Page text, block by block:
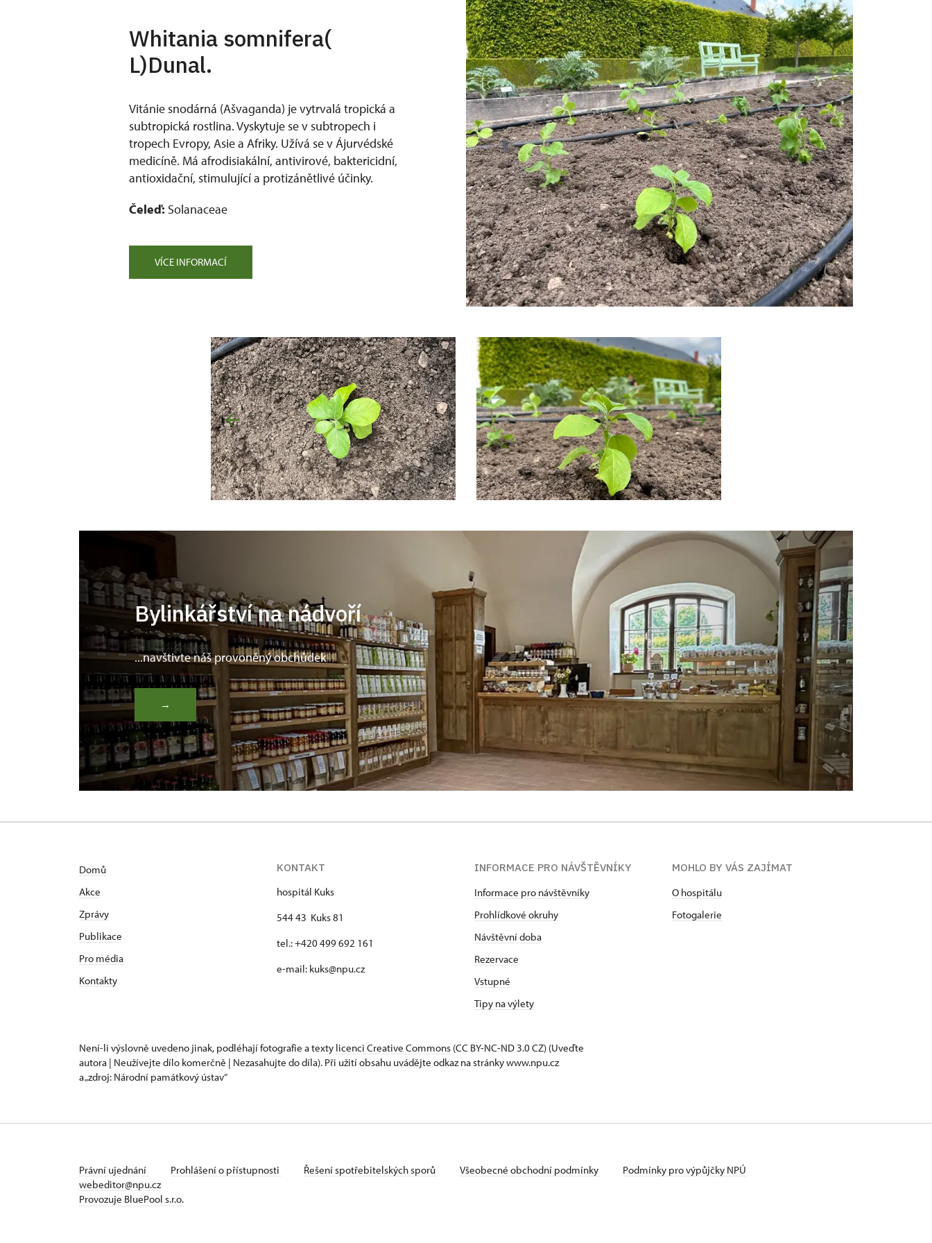
Whitania somnifera(
L)Dunal.
Vitánie snodárná (Ašvaganda) je vytrvalá tropická a
subtropická rostlina. Vyskytuje se v subtropech i
tropech Evropy, Asie a Afriky. Užívá se v Ájurvédské
medicíně. Má afrodisiakální, antivirové, baktericidní,
antioxidační, stimulující a protizánětlivé účinky.
Čeleď: Solanaceae
VÍCE INFORMACÍ
Bylinkářství na nádvoří
...navštivte náš provoněný obchůdek
→
Domů
Akce
Zprávy
Publikace
Pro média
Kontakty
KONTAKT
hospitál Kuks
544 43 Kuks 81
tel.: +420 499 692 161
e-mail: kuks@npu.cz
INFORMACE PRO NÁVŠTĚVNÍKY
Informace pro návštěvníky
Prohlídkové okruhy
Návštěvní doba
Rezervace
Vstupné
Tipy na výlety
MOHLO BY VÁS ZAJÍMAT
O hospitálu
Fotogalerie
Není-li výslovně uvedeno jinak, podléhají fotografie a texty licenci Creative Commons (CC BY-NC-ND 3.0 CZ) (Uveďte
autora | Neužívejte dílo komerčně | Nezasahujte do díla). Při užití obsahu uvádějte odkaz na stránky www.npu.cz
a „zdroj: Národní památkový ústav“
Právní ujednání Prohlášení o přístupnosti Řešení spotřebitelských sporů Všeobecné obchodní podmínky
Podmínky pro výpůjčky NPÚ
webeditor@npu.cz
Provozuje BluePool s.r.o.